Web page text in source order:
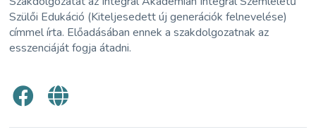
Szülői Edukáció (Kiteljesedett új generációk felnevelése)
címmel írta. Előadásában ennek a szakdolgozatnak az
esszenciáját fogja átadni.